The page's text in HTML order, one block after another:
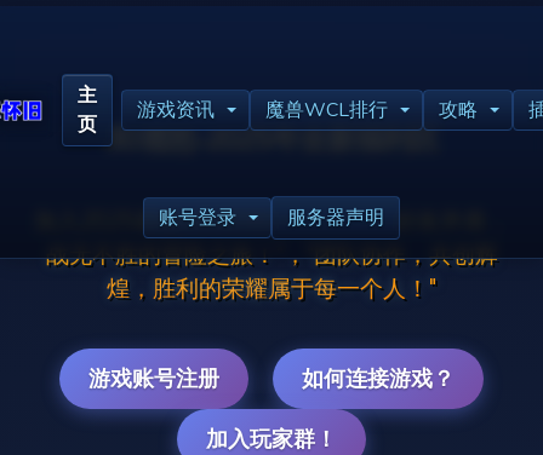
BD霜怒-2025年全新福利区
加入2025霜怒wlk80经典怀旧！"与好友并肩，
战无不胜的冒险之旅！"，"团队协作，共创辉
煌，胜利的荣耀属于每一个人！"
游戏账号注册 如何连接游戏？
加入玩家群！
主
页
游戏资讯 魔兽WCL排行 攻略
账号登录 服务器声明